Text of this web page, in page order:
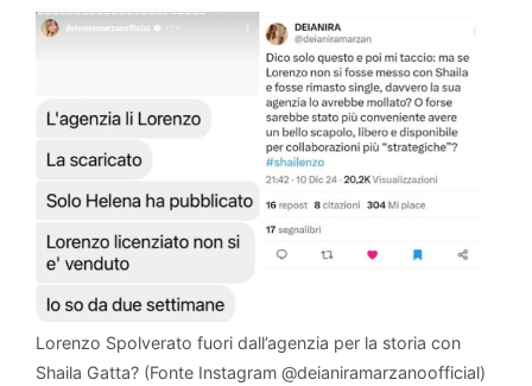
Lorenzo Spolverato fuori dall’agenzia per la storia con
Shaila Gatta? (Fonte Instagram @deianiramarzanoofficial)